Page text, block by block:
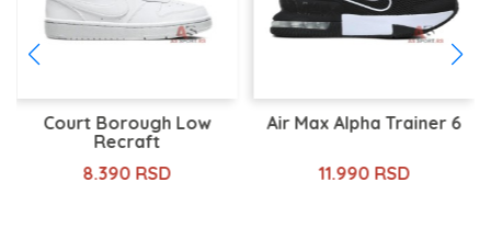
Court Borough Low
Recraft
8.390 RSD
Air Max Alpha Trainer 6
11.990 RSD